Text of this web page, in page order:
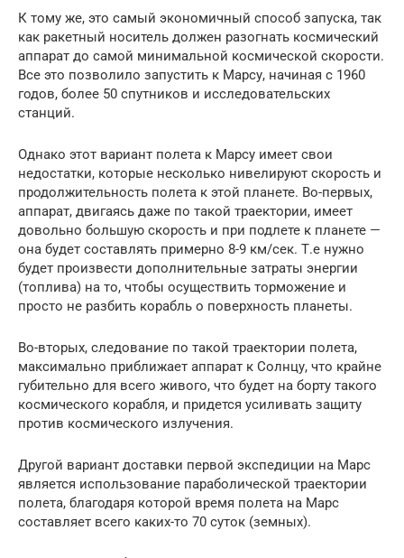
К тому же, это самый экономичный способ запуска, так
как ракетный носитель должен разогнать космический
аппарат до самой минимальной космической скорости.
Все это позволило запустить к Марсу, начиная с 1960
годов, более 50 спутников и исследовательских
станций.
Однако этот вариант полета к Марсу имеет свои
недостатки, которые несколько нивелируют скорость и
продолжительность полета к этой планете. Во-первых,
аппарат, двигаясь даже по такой траектории, имеет
довольно большую скорость и при подлете к планете —
она будет составлять примерно 8-9 км/сек. Т.е нужно
будет произвести дополнительные затраты энергии
(топлива) на то, чтобы осуществить торможение и
просто не разбить корабль о поверхность планеты.
Во-вторых, следование по такой траектории полета,
максимально приближает аппарат к Солнцу, что крайне
губительно для всего живого, что будет на борту такого
космического корабля, и придется усиливать защиту
против космического излучения.
Другой вариант доставки первой экспедиции на Марс
является использование параболической траектории
полета, благодаря которой время полета на Марс
составляет всего каких-то 70 суток (земных).